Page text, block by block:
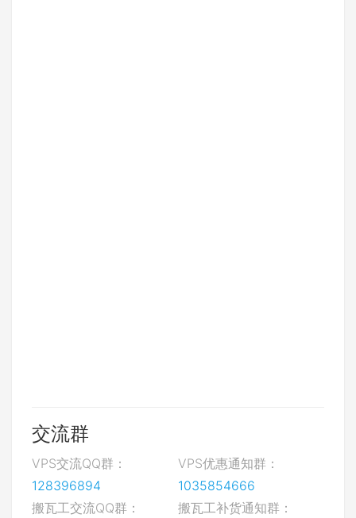
交流群
VPS交流QQ群：
128396894
VPS优惠通知群：
1035854666
搬瓦工交流QQ群：
搬瓦工补货通知群：